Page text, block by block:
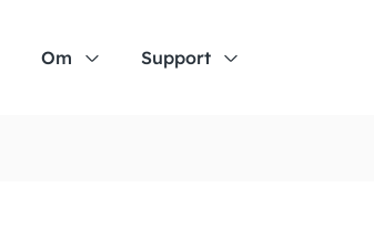
Om Support